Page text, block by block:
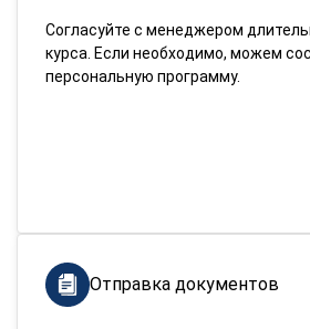
Согласуйте с менеджером
курса. Если необходимо, можем
персональную программу.
Отправка документов